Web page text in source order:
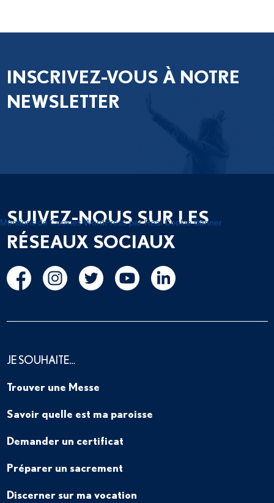
INSCRIVEZ-VOUS À NOTRE
NEWSLETTER
SUIVEZ-NOUS SUR LES
RÉSEAUX SOCIAUX
JE SOUHAITE…
Trouver une Messe
Savoir quelle est ma paroisse
Demander un certificat
Préparer un sacrement
Discerner sur ma vocation
Mentions de Cookies WordPress par Real Cookie Banner